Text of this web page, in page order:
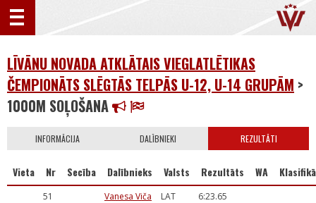
LĪVĀNU NOVADA ATKLĀTAIS VIEGLATLĒTIKAS
ČEMPIONĀTS SLĒGTĀS TELPĀS U-12, U-14 GRUPĀM >
1000M SOĻOŠANA
INFORMĀCIJA DALĪBNIEKI REZULTĀTI
Vieta Nr Secība Dalībnieks Valsts Rezultāts WA
51 Vanesa Viča LAT
6:23.65